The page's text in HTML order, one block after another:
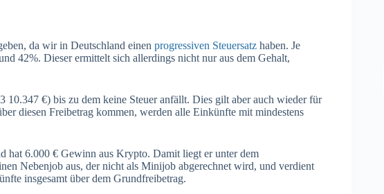
da wir in Deutschland einen progressiven Steuersatz haben. Je
42%. Dieser ermittelt sich allerdings nicht nur aus dem Gehalt,
10.347 €) bis zu dem keine Steuer anfällt. Dies gilt aber auch wieder für
diesen Freibetrag kommen, werden alle Einkünfte mit mindestens
hat 6.000 € Gewinn aus Krypto. Damit liegt er unter dem
Nebenjob aus, der nicht als Minijob abgerechnet wird, und verdient
insgesamt über dem Grundfreibetrag.